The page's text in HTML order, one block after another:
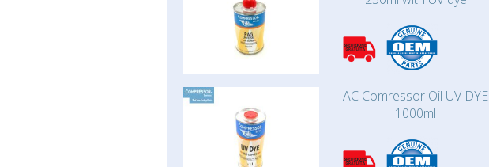
AC Comressor Oil UV DYE
1000ml